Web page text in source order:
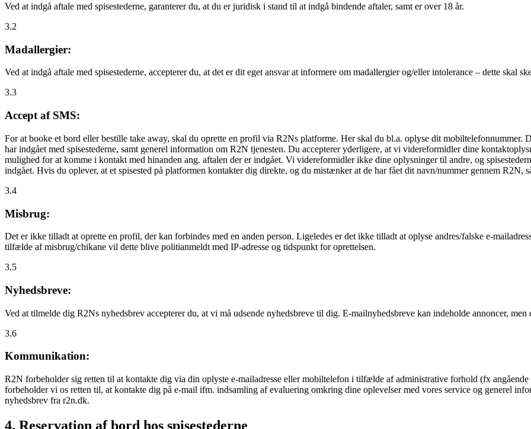
Ved at indgå aftale med spisestederne, garanterer du, at du er juridisk i stand til at indgå bindende aftaler, samt er over 18 år.
3.2
Madallergier:
Ved at indgå aftale med spisestederne, accepterer du, at det er dit eget ansvar at informere om madallergier og/eller intolerance – dette skal
3.3
Accept af SMS:
For at booke et bord eller bestille take away, skal du oprette en profil via R2Ns platforme. Her skal du bl.a. oplyse dit mobiltelefonnummer.
har indgået med spisestederne, samt generel information om R2N tjenesten. Du accepterer yderligere, at vi videreformidler dine
mulighed for at komme i kontakt med hinanden ang. aftalen der er indgået. Vi videreformidler ikke dine oplysninger til andre, og
indgået. Hvis du oplever, at et spisested på platformen kontakter dig direkte, og du mistænker at de har fået dit navn/nummer gennem R2N,
3.4
Misbrug:
Det er ikke tilladt at oprette en profil, der kan forbindes med en anden person. Ligeledes er det ikke tilladt at oplyse andres/falske e-
tilfælde af misbrug/chikane vil dette blive politianmeldt med IP-adresse og tidspunkt for oprettelsen.
3.5
Nyhedsbreve:
Ved at tilmelde dig R2Ns nyhedsbrev accepterer du, at vi må udsende nyhedsbreve til dig. E-mailnyhedsbreve kan indeholde annoncer,
3.6
Kommunikation:
R2N forbeholder sig retten til at kontakte dig via din oplyste e-mailadresse eller mobiltelefon i tilfælde af administrative forhold (fx
forbeholder vi os retten til, at kontakte dig på e-mail ifm. indsamling af evaluering omkring dine oplevelser med vores service og generel
nyhedsbrev fra r2n.dk.
4. Reservation af bord hos spisestederne